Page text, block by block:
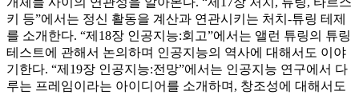
키 등”에서는 정신 활동을 계산과 연관시키는 처치-튜링 테제
를 소개한다. “제18장 인공지능:회고”에서는 앨런 튜링의 튜링
테스트에 관해서 논의하며 인공지능의 역사에 대해서도 이야
기한다. “제19장 인공지능:전망”에서는 인공지능 연구에서 다
루는 프레임이라는 아이디어를 소개하며, 창조성에 대해서도